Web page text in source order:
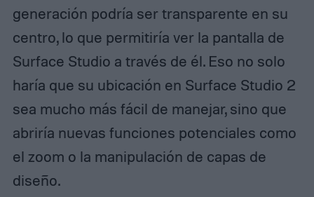
generación podría ser transparente en su
centro, lo que permitiría ver la pantalla de
Surface Studio a través de él. Eso no solo
haría que su ubicación en Surface Studio 2
sea mucho más fácil de manejar, sino que
abriría nuevas funciones potenciales como
el zoom o la manipulación de capas de
diseño.